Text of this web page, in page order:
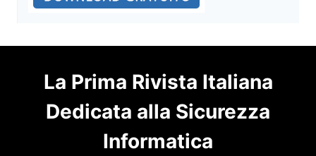
La Prima Rivista Italiana
Dedicata alla Sicurezza
Informatica